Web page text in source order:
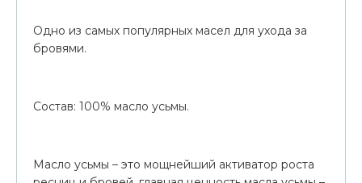
Одно из самых популярных масел для ухода за
бровями.
Состав: 100% масло усьмы.
Масло усьмы – это мощнейший активатор роста